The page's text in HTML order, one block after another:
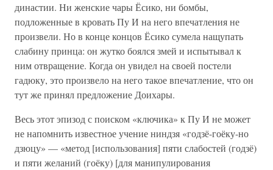
династии. Ни женские чары Ёсико, ни бомбы,
подложенные в кровать Пу И на него впечатления не
произвели. Но в конце концов Ёсико сумела нащупать
слабину принца: он жутко боялся змей и испытывал к
ним отвращение. Когда он увидел на своей постели
гадюку, это произвело на него такое впечатление, что он
тут же принял предложение Доихары.
Весь этот эпизод с поиском «ключика» к Пу И не может
не напомнить известное учение ниндзя «годзё-гоёку-но
дзюцу» — «метод [использования] пяти слабостей (годзё)
и пяти желаний (гоёку) [для манипулирования